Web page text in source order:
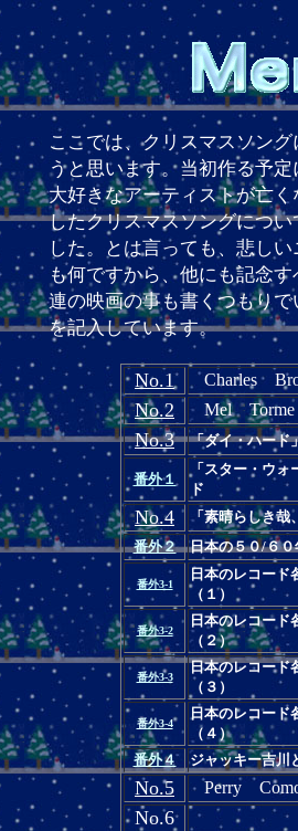
ここでは、クリスマスソン
うと思います。当初作る予
大好きなアーティストが亡く
したクリスマスソングについ
した。とは言っても、悲し
も何ですから、他にも記念
連の映画の事も書くつもり
を記入しています。
No.1 Charles
No.2 Mel Torme
No.3 「ダイ・ハード
番外１
「スター・ウォ
ド
No.4
「素晴らしき哉
番外２
日本の５０/６
番外3-1
日本のレコード
（１）
番外3-2
日本のレコード
（２）
番外3-3
日本のレコード
（３）
番外3-4
日本のレコード
（４）
番外４
ジャッキー吉川
No.5 Perry
No.6